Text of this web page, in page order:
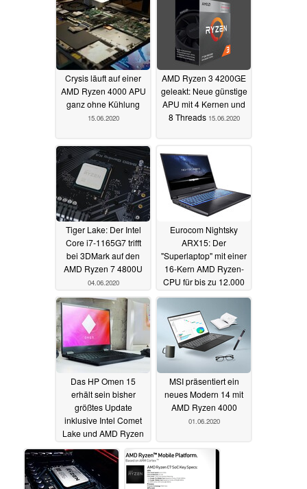
Crysis läuft auf einer
AMD Ryzen 4000 APU
ganz ohne Kühlung
15.06.2020
AMD Ryzen 3 4200GE
geleakt: Neue günstige
APU mit 4 Kernen und
8 Threads 15.06.2020
Tiger Lake: Der Intel
Core i7-1165G7 trifft
bei 3DMark auf den
AMD Ryzen 7 4800U
04.06.2020
Eurocom Nightsky
ARX15: Der
"Superlaptop" mit einer
16-Kern AMD Ryzen-
CPU für bis zu 12.000
Euro04.06.2020
Das HP Omen 15
erhält sein bisher
größtes Update
inklusive Intel Comet
Lake und AMD Ryzen
Renoir02.06.2020
MSI präsentiert ein
neues Modern 14 mit
AMD Ryzen 4000
01.06.2020